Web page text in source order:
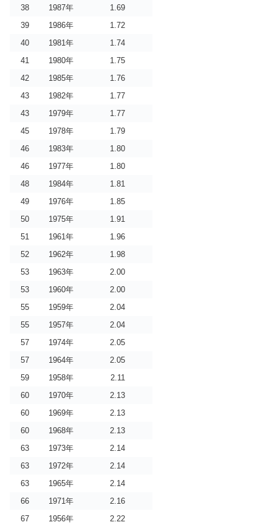
38
1987年
1.69
39
1986年
1.72
40
1981年
1.74
41
1980年
1.75
42
1985年
1.76
43
1982年
1.77
43
1979年
1.77
45
1978年
1.79
46
1983年
1.80
46
1977年
1.80
48
1984年
1.81
49
1976年
1.85
50
1975年
1.91
51
1961年
1.96
52
1962年
1.98
53
1963年
2.00
53
1960年
2.00
55
1959年
2.04
55
1957年
2.04
57
1974年
2.05
57
1964年
2.05
59
1958年
2.11
60
1970年
2.13
60
1969年
2.13
60
1968年
2.13
63
1973年
2.14
63
1972年
2.14
63
1965年
2.14
66
1971年
2.16
67
1956年
2.22